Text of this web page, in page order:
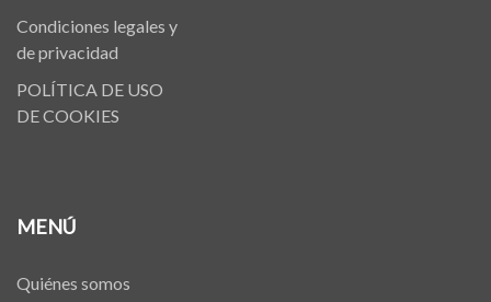
Condiciones legales y
de privacidad
POLÍTICA DE USO
DE COOKIES
MENÚ
Quiénes somos